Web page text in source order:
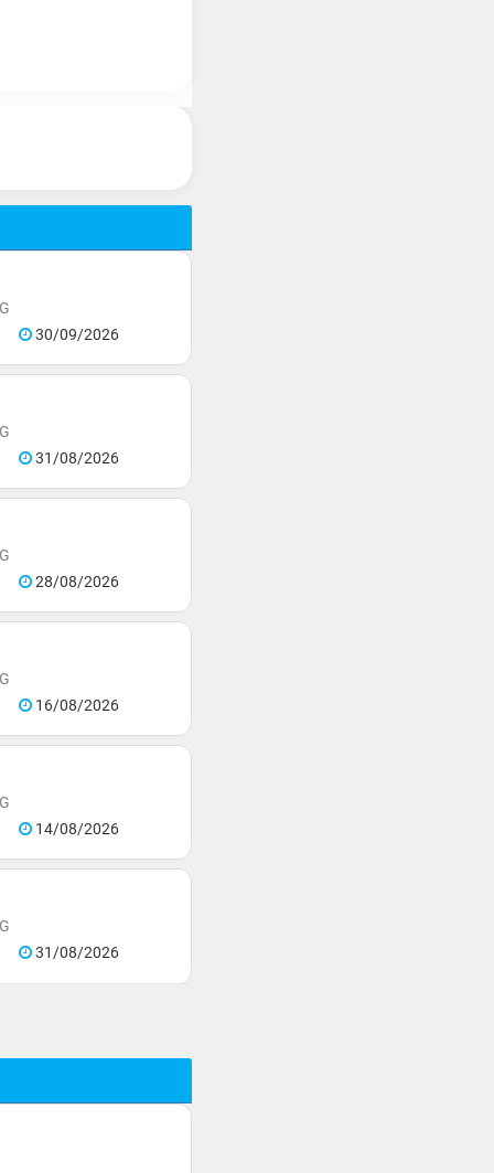
30/09/2026
31/08/2026
28/08/2026
16/08/2026
14/08/2026
31/08/2026